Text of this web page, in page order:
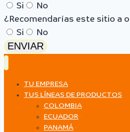
Si
No
¿Recomendarías este sitio a
Si
No
ENVIAR
TU EMPRESA
TUS LÍNEAS DE PRODUCTOS
COLOMBIA
ECUADOR
PANAMÁ